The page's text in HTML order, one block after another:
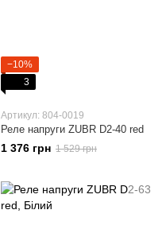
−10%
3
Артикул: 804-0019
Реле напруги ZUBR D2-40 red
1 376 грн 1 529 грн